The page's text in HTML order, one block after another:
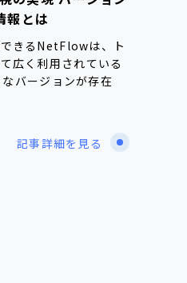
報とは
きるNetFlowは、ト
広く利用されている
バージョンが存在
記事詳細を見る